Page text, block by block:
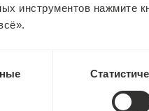
инструментов нажмите
дней до прибытия.
авансовый платеж не